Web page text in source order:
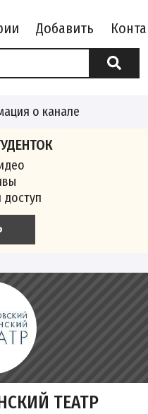
Добавить
о канале
доступ
ТЕАТР